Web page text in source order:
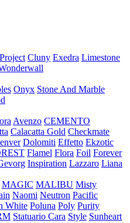
Cluny Exedra Limestone
Onyx Stone And Marble
Avenzo CEMENTO
Calacatta Gold Checkmate
Dolomiti Effetto Ekzotic
Flamel Flora Foil Forever
Inspiration Lazzaro Liana
MAGIC MALIBU Misty
Naomi Neutron Pacific
White Poluna Poly Purity
Statuario Cara Style Sunheart